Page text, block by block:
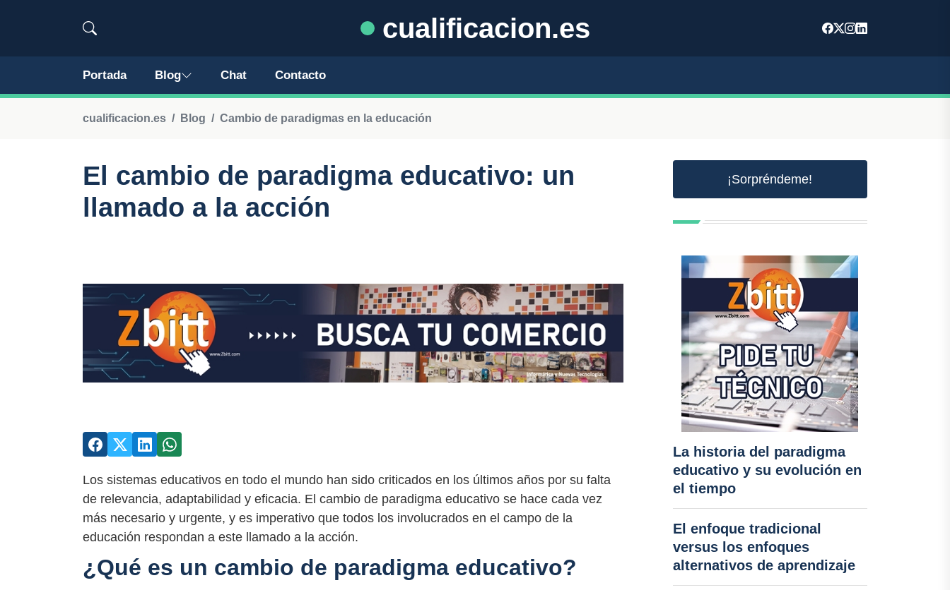
cualificacion.es
Portada Blog Chat Contacto
cualificacion.es Blog Cambio de paradigmas en la educación
El cambio de paradigma educativo: un
llamado a la acción
Los sistemas educativos en todo el mundo han sido criticados en los últimos años por su falta
de relevancia, adaptabilidad y eficacia. El cambio de paradigma educativo se hace cada vez
más necesario y urgente, y es imperativo que todos los involucrados en el campo de la
educación respondan a este llamado a la acción.
¿Qué es un cambio de paradigma educativo?
¡Sorpréndeme!
La historia del paradigma
educativo y su evolución en
el tiempo
El enfoque tradicional
versus los enfoques
alternativos de aprendizaje